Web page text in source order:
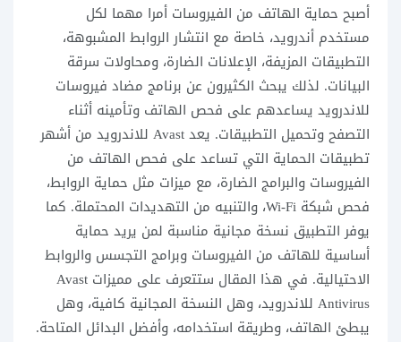
أصبح حماية الهاتف من الفيروسات أمرا مهما لكل
مستخدم أندرويد، خاصة مع انتشار الروابط المشبوهة،
التطبيقات المزيفة، الإعلانات الضارة، ومحاولات سرقة
البيانات. لذلك يبحث الكثيرون عن برنامج مضاد فيروسات
للاندرويد يساعدهم على فحص الهاتف وتأمينه أثناء
التصفح وتحميل التطبيقات. يعد Avast للاندرويد من أشهر
تطبيقات الحماية التي تساعد على فحص الهاتف من
الفيروسات والبرامج الضارة، مع ميزات مثل حماية الروابط،
فحص شبكة Wi-Fi، والتنبيه من التهديدات المحتملة. كما
يوفر التطبيق نسخة مجانية مناسبة لمن يريد حماية
أساسية للهاتف من الفيروسات وبرامج التجسس والروابط
الاحتيالية. في هذا المقال ستتعرف على مميزات Avast
Antivirus للاندرويد، وهل النسخة المجانية كافية، وهل
يبطئ الهاتف، وطريقة استخدامه، وأفضل البدائل المتاحة.